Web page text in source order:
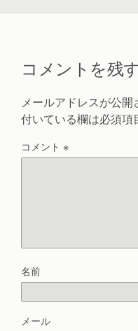
コメントを残
メールアドレスが公開
付いている欄は必須項
コメント ※
名前
メール